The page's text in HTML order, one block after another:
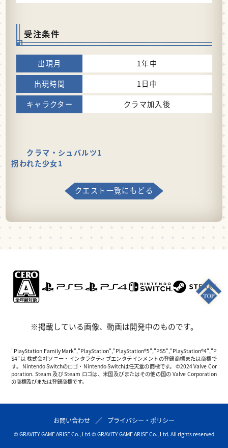
受注条件
1年中
1日中
クラマ加入後
クラマ・シュバルツ1
拐われた少女1
クエスト一覧にもどる
※掲載している画像、動画は開発中のものです。
"PlayStation Family Mark","PlayStation","PlayStation®5","PS5","PlayStation®4","P
S4"は 株式会社ソニー・インタラクティブエンタテインメントの登録商標または商標で
す。 Nintendo Switchのロゴ・Nintendo Switchは任天堂の商標です。 ©2024 Valve Cor
poration. Steam 及び Steam ロゴは、米国及びまたはその他の国の Valve Corporation
の商標及びまたは登録商標です。
お問い合わせ プライバシー・ポリシー
© GRAVITY GAME ARISE Co., Ltd.© GRAVITY GAME ARISE Co., Ltd. All rights reserved